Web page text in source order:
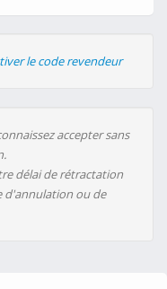
le code revendeur
accepter sans
délai de rétractation
d'annulation ou de